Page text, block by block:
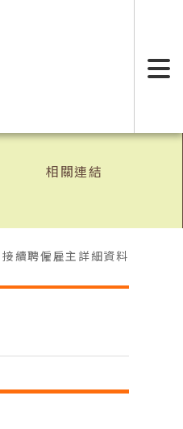
相關連結
接續聘僱雇主詳細資料